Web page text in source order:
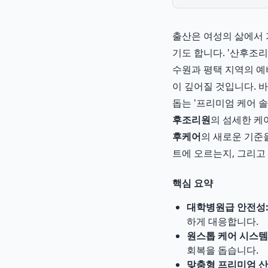
출산은 여성의 삶에서
기도 합니다. '산후조
수원과 평택 지역의
이 깊어질 것입니다.
돕는 '프리미엄 케어
후조리원의 섬세한 케
후케어의 새로운 기준
트에 오르는지, 그리
핵심 요약
대학병원급 안전성:
하게 대응합니다.
원스톱 케어 시스
회복을 돕습니다.
맞춤형 프리미엄